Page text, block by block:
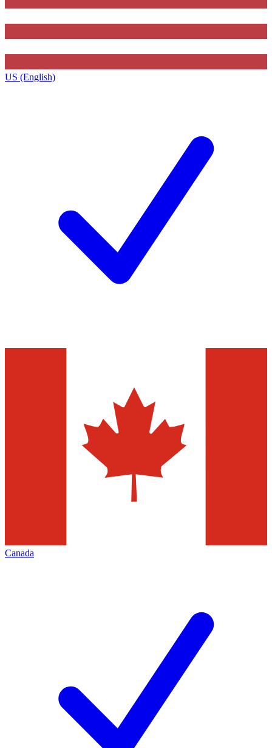
US (English)
Canada